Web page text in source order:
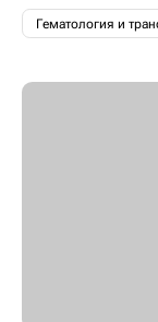
Гематология и